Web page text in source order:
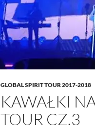
GLOBAL SPIRIT TOUR 2017-2018
KAWAŁKI
TOUR CZ.3